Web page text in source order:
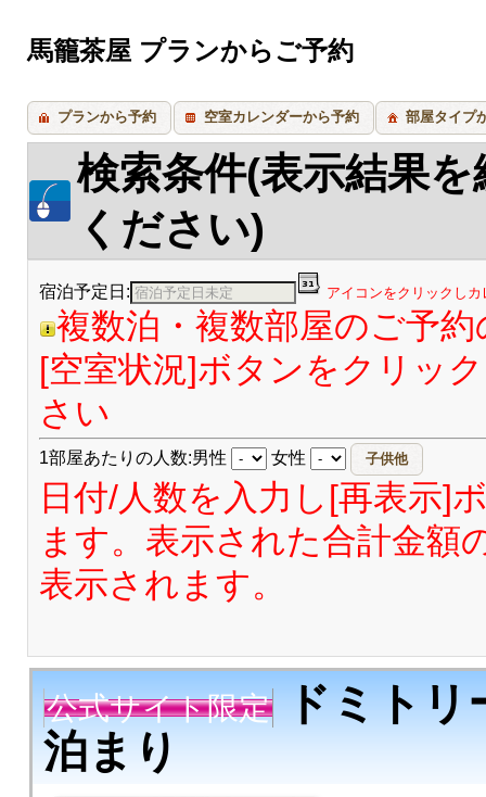
馬籠茶屋 プランからご予約
プランから予約 空室カレンダーから予約 部屋タイプ
検索条件(表示結果
ください)
宿泊予定日: アイコンをクリックし
複数泊・複数部屋のご予
[空室状況]ボタンをクリッ
さい
1部屋あたりの人数:男性 女性
日付/人数を入力し[再表示]
ます。表示された合計金額
表示されます。
公式サイト限定ドミトリ
泊まり